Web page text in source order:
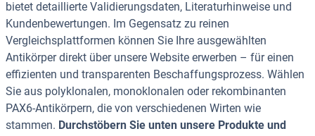
bietet detaillierte Validierungsdaten, Literaturhinweise und
Kundenbewertungen. Im Gegensatz zu reinen
Vergleichsplattformen können Sie Ihre ausgewählten
Antikörper direkt über unsere Website erwerben – für einen
effizienten und transparenten Beschaffungsprozess. Wählen
Sie aus polyklonalen, monoklonalen oder rekombinanten
PAX6-Antikörpern, die von verschiedenen Wirten wie
stammen. Durchstöbern Sie unten unsere Produkte und